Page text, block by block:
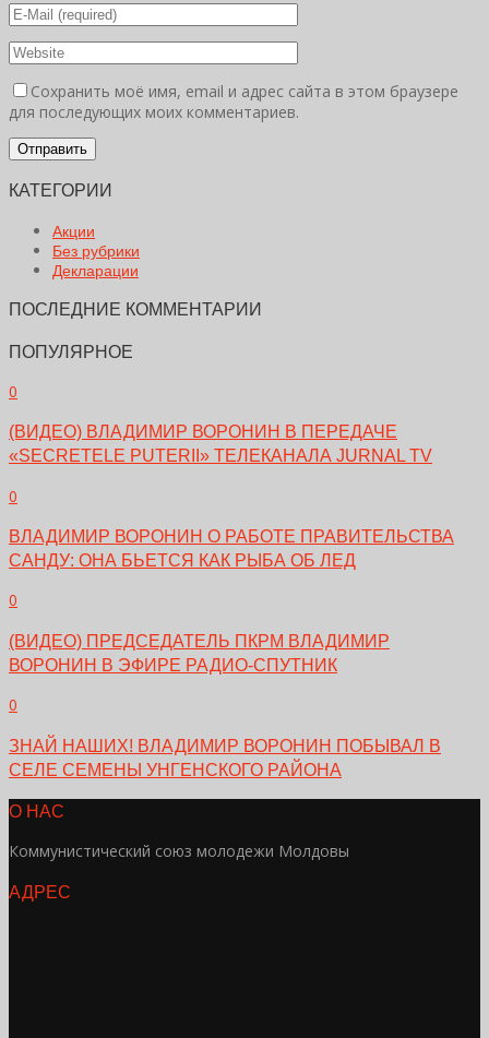
Сохранить моё имя, email и адрес сайта в этом браузере
для последующих моих комментариев.
КАТЕГОРИИ
Акции
Без рубрики
Декларации
ПОСЛЕДНИЕ КОММЕНТАРИИ
ПОПУЛЯРНОЕ
0
(ВИДЕО) ВЛАДИМИР ВОРОНИН В ПЕРЕДАЧЕ
«SECRETELE PUTERII» ТЕЛЕКАНАЛА JURNAL TV
0
ВЛАДИМИР ВОРОНИН О РАБОТЕ ПРАВИТЕЛЬСТВА
САНДУ: ОНА БЬЕТСЯ КАК РЫБА ОБ ЛЕД
0
(ВИДЕО) ПРЕДСЕДАТЕЛЬ ПКРМ ВЛАДИМИР
ВОРОНИН В ЭФИРЕ РАДИО-СПУТНИК
0
ЗНАЙ НАШИХ! ВЛАДИМИР ВОРОНИН ПОБЫВАЛ В
СЕЛЕ СЕМЕНЫ УНГЕНСКОГО РАЙОНА
О НАС
Коммунистический союз молодежи Молдовы
АДРЕС